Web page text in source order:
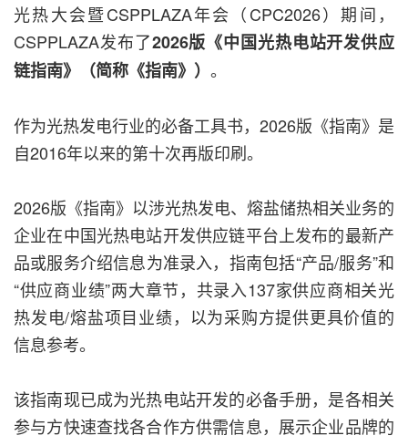
光热大会暨CSPPLAZA年会（CPC2026）期间，
CSPPLAZA发布了2026版《中国光热电站开发供应
链指南》（简称《指南》） 。
作为光热发电行业的必备工具书，2026版《指南》是
自2016年以来的第十次再版印刷。
2026版《指南》以涉光热发电、熔盐储热相关业务的
企业在中国光热电站开发供应链平台上发布的最新产
品或服务介绍信息为准录入，指南包括“产品/服务”和
“供应商业绩”两大章节，共录入137家供应商相关光
热发电/熔盐项目业绩，以为采购方提供更具价值的
信息参考。
该指南现已成为光热电站开发的必备手册，是各相关
参与方快速查找各合作方供需信息，展示企业品牌的